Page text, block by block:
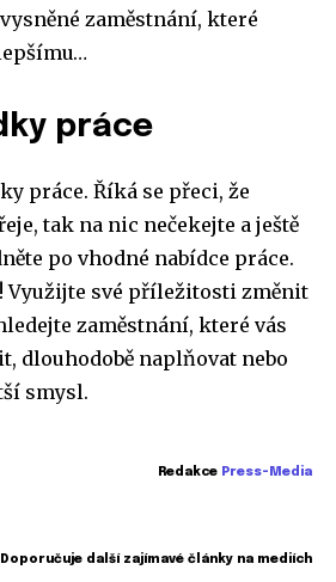
zaměstnání, které
práce
práce. Říká se přeci, že
tak na nic nečekejte a ještě
po vhodné nabídce práce.
Využijte své příležitosti změnit
zaměstnání, které vás
dlouhodobě naplňovat nebo
smysl.
Redakce Press-Media
Doporučuje další zajímavé články na mediích